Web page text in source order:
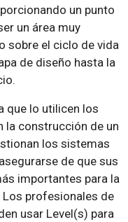
un punto
un área muy
sobre el ciclo de vida
de diseño hasta la
que lo utilicen los
la construcción de un
los sistemas
de que sus
importantes para la
Los profesionales de
usar Level(s) para